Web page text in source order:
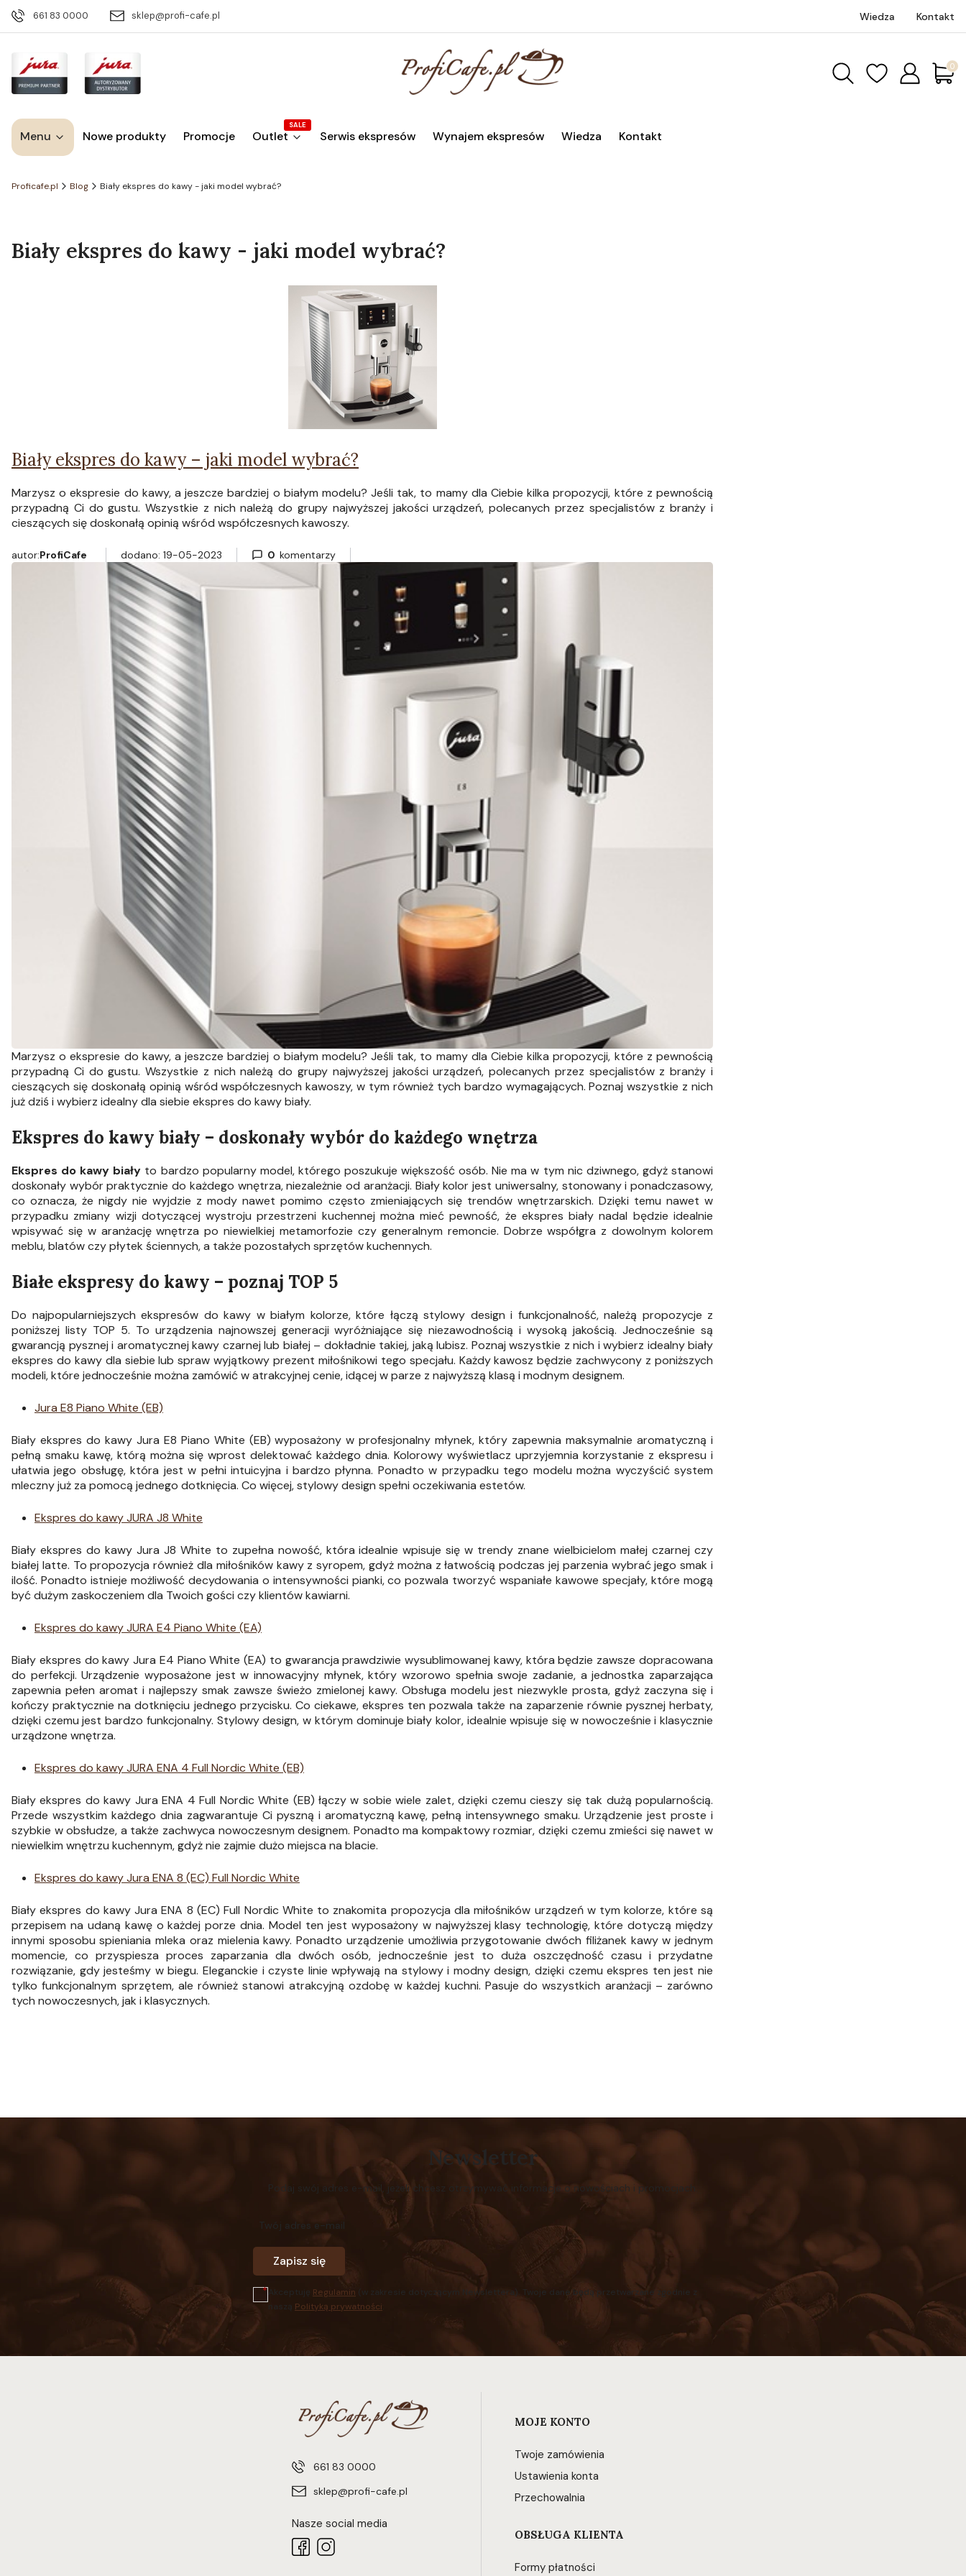
661 83 0000 sklep@profi-cafe.pl Wiedza Kontakt
Menu Nowe produkty Promocje Outlet
SALE
Serwis ekspresów Wynajem ekspresów Wiedza Kontakt
Proficafe.pl Blog Biały ekspres do kawy - jaki model wybrać?
Biały ekspres do kawy - jaki model wybrać?
Biały ekspres do kawy – jaki model wybrać?
Marzysz o ekspresie do kawy, a jeszcze bardziej o białym modelu? Jeśli tak, to mamy dla Ciebie kilka propozycji, które z pewnością
przypadną Ci do gustu. Wszystkie z nich należą do grupy najwyższej jakości urządzeń, polecanych przez specjalistów z branży i
cieszących się doskonałą opinią wśród współczesnych kawoszy.
autor:ProfiCafe dodano: 19-05-2023 0 komentarzy
Marzysz o ekspresie do kawy, a jeszcze bardziej o białym modelu? Jeśli tak, to mamy dla Ciebie kilka propozycji, które z pewnością
przypadną Ci do gustu. Wszystkie z nich należą do grupy najwyższej jakości urządzeń, polecanych przez specjalistów z branży i
cieszących się doskonałą opinią wśród współczesnych kawoszy, w tym również tych bardzo wymagających. Poznaj wszystkie z nich
już dziś i wybierz idealny dla siebie ekspres do kawy biały.
Ekspres do kawy biały – doskonały wybór do każdego wnętrza
Ekspres do kawy biały to bardzo popularny model, którego poszukuje większość osób. Nie ma w tym nic dziwnego, gdyż stanowi
doskonały wybór praktycznie do każdego wnętrza, niezależnie od aranżacji. Biały kolor jest uniwersalny, stonowany i ponadczasowy,
co oznacza, że nigdy nie wyjdzie z mody nawet pomimo często zmieniających się trendów wnętrzarskich. Dzięki temu nawet w
przypadku zmiany wizji dotyczącej wystroju przestrzeni kuchennej można mieć pewność, że ekspres biały nadal będzie idealnie
wpisywać się w aranżację wnętrza po niewielkiej metamorfozie czy generalnym remoncie. Dobrze współgra z dowolnym kolorem
meblu, blatów czy płytek ściennych, a także pozostałych sprzętów kuchennych.
Białe ekspresy do kawy – poznaj TOP 5
Do najpopularniejszych ekspresów do kawy w białym kolorze, które łączą stylowy design i funkcjonalność, należą propozycje z
poniższej listy TOP 5. To urządzenia najnowszej generacji wyróżniające się niezawodnością i wysoką jakością. Jednocześnie są
gwarancją pysznej i aromatycznej kawy czarnej lub białej – dokładnie takiej, jaką lubisz. Poznaj wszystkie z nich i wybierz idealny biały
ekspres do kawy dla siebie lub spraw wyjątkowy prezent miłośnikowi tego specjału. Każdy kawosz będzie zachwycony z poniższych
modeli, które jednocześnie można zamówić w atrakcyjnej cenie, idącej w parze z najwyższą klasą i modnym designem.
Jura E8 Piano White (EB)
Biały ekspres do kawy Jura E8 Piano White (EB) wyposażony w profesjonalny młynek, który zapewnia maksymalnie aromatyczną i
pełną smaku kawę, którą można się wprost delektować każdego dnia. Kolorowy wyświetlacz uprzyjemnia korzystanie z ekspresu i
ułatwia jego obsługę, która jest w pełni intuicyjna i bardzo płynna. Ponadto w przypadku tego modelu można wyczyścić system
mleczny już za pomocą jednego dotknięcia. Co więcej, stylowy design spełni oczekiwania estetów.
Ekspres do kawy JURA J8 White
Biały ekspres do kawy Jura J8 White to zupełna nowość, która idealnie wpisuje się w trendy znane wielbicielom małej czarnej czy
białej latte. To propozycja również dla miłośników kawy z syropem, gdyż można z łatwością podczas jej parzenia wybrać jego smak i
ilość. Ponadto istnieje możliwość decydowania o intensywności pianki, co pozwala tworzyć wspaniałe kawowe specjały, które mogą
być dużym zaskoczeniem dla Twoich gości czy klientów kawiarni.
Ekspres do kawy JURA E4 Piano White (EA)
Biały ekspres do kawy Jura E4 Piano White (EA) to gwarancja prawdziwie wysublimowanej kawy, która będzie zawsze dopracowana
do perfekcji. Urządzenie wyposażone jest w innowacyjny młynek, który wzorowo spełnia swoje zadanie, a jednostka zaparzająca
zapewnia pełen aromat i najlepszy smak zawsze świeżo zmielonej kawy. Obsługa modelu jest niezwykle prosta, gdyż zaczyna się i
kończy praktycznie na dotknięciu jednego przycisku. Co ciekawe, ekspres ten pozwala także na zaparzenie równie pysznej herbaty,
dzięki czemu jest bardzo funkcjonalny. Stylowy design, w którym dominuje biały kolor, idealnie wpisuje się w nowocześnie i klasycznie
urządzone wnętrza.
Ekspres do kawy JURA ENA 4 Full Nordic White (EB)
Biały ekspres do kawy Jura ENA 4 Full Nordic White (EB) łączy w sobie wiele zalet, dzięki czemu cieszy się tak dużą popularnością.
Przede wszystkim każdego dnia zagwarantuje Ci pyszną i aromatyczną kawę, pełną intensywnego smaku. Urządzenie jest proste i
szybkie w obsłudze, a także zachwyca nowoczesnym designem. Ponadto ma kompaktowy rozmiar, dzięki czemu zmieści się nawet w
niewielkim wnętrzu kuchennym, gdyż nie zajmie dużo miejsca na blacie.
Ekspres do kawy Jura ENA 8 (EC) Full Nordic White
Biały ekspres do kawy Jura ENA 8 (EC) Full Nordic White to znakomita propozycja dla miłośników urządzeń w tym kolorze, które są
przepisem na udaną kawę o każdej porze dnia. Model ten jest wyposażony w najwyższej klasy technologię, które dotyczą między
innymi sposobu spieniania mleka oraz mielenia kawy. Ponadto urządzenie umożliwia przygotowanie dwóch filiżanek kawy w jednym
momencie, co przyspiesza proces zaparzania dla dwóch osób, jednocześnie jest to duża oszczędność czasu i przydatne
rozwiązanie, gdy jesteśmy w biegu. Eleganckie i czyste linie wpływają na stylowy i modny design, dzięki czemu ekspres ten jest nie
tylko funkcjonalnym sprzętem, ale również stanowi atrakcyjną ozdobę w każdej kuchni. Pasuje do wszystkich aranżacji – zarówno
tych nowoczesnych, jak i klasycznych.
Newsletter
Podaj swój adres e-mail, jeżeli chcesz otrzymywać informacje o nowościach i promocjach.
Twój adres e-mail
Zapisz się
Akceptuję Regulamin (w zakresie dotyczącym Newslettera). Twoje dane będą przetwarzane zgodnie z
naszą Polityką prywatności
661 83 0000
sklep@profi-cafe.pl
Nasze social media
Linki w stopce
MOJE KONTO
Twoje zamówienia
Ustawienia konta
Przechowalnia
OBSŁUGA KLIENTA
Formy płatności